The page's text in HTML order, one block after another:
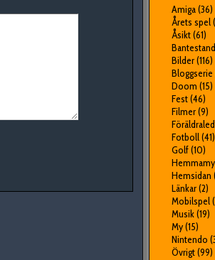
Amiga(36)
Årets spel
Åsikt(61)
Bilder(116)
Bloggserie
Doom (15)
Fest(46)
Filmer(9)
Fotboll(41)
Golf(10)
Hemsidan
Länkar(2)
Mobilspel
Musik(19)
My(15)
Nintendo
Övrigt(99)